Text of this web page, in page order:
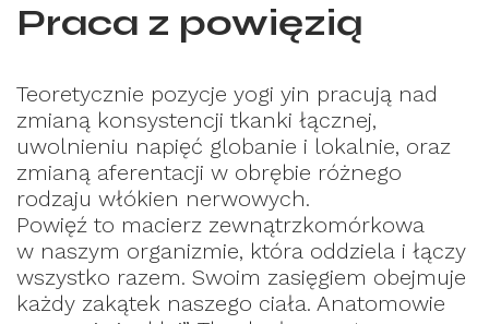
Praca z powięzią
Teoretycznie pozycje yogi yin pracują nad
zmianą konsystencji tkanki łącznej,
uwolnieniu napięć globanie i lokalnie, oraz
zmianą aferentacji w obrębie różnego
rodzaju włókien nerwowych.
Powięź to macierz zewnątrzkomórkowa
w naszym organizmie, która oddziela i łączy
wszystko razem. Swoim zasięgiem obejmuje
każdy zakątek naszego ciała. Anatomowie